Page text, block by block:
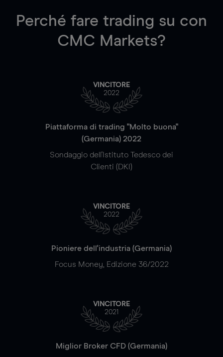
Perché fare trading su con
CMC Markets?
VINCITORE
2022
Piattaforma di trading "Molto buona"
(Germania) 2022
Sondaggio dell'Istituto Tedesco dei
Clienti (DKI)
VINCITORE
2022
Pioniere dell'industria (Germania)
Focus Money, Edizione 36/2022
VINCITORE
2021
Miglior Broker CFD (Germania)